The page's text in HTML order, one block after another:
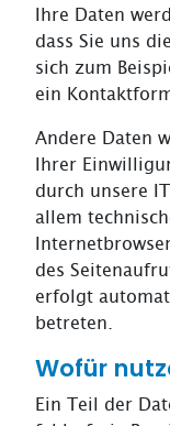
Ihre Daten
dass Sie uns
sich zum
ein
Andere Daten
Ihrer
durch unsere
allem
des
erfolgt
betreten.
Wofür
Ein Teil der